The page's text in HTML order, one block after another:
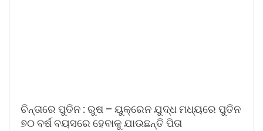
ଚିନ୍ତାରେ ପୁତିନ : ରୁଷ – ୟୁକ୍ରେନ ଯୁଦ୍ଧ ମଧ୍ୟରେ ପୁତିନ
୭୦ ବର୍ଷ ବୟସରେ ହେବାକୁ ଯାଉଛନ୍ତି ପିତା